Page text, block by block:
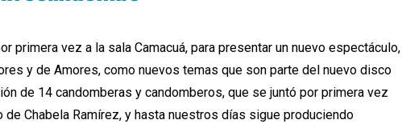
primera vez a la sala Camacuá, para presentar un nuevo espectáculo,
y de Amores, como nuevos temas que son parte del nuevo disco
de 14 candomberas y candomberos, que se juntó por primera vez
Chabela Ramírez, y hasta nuestros días sigue produciendo